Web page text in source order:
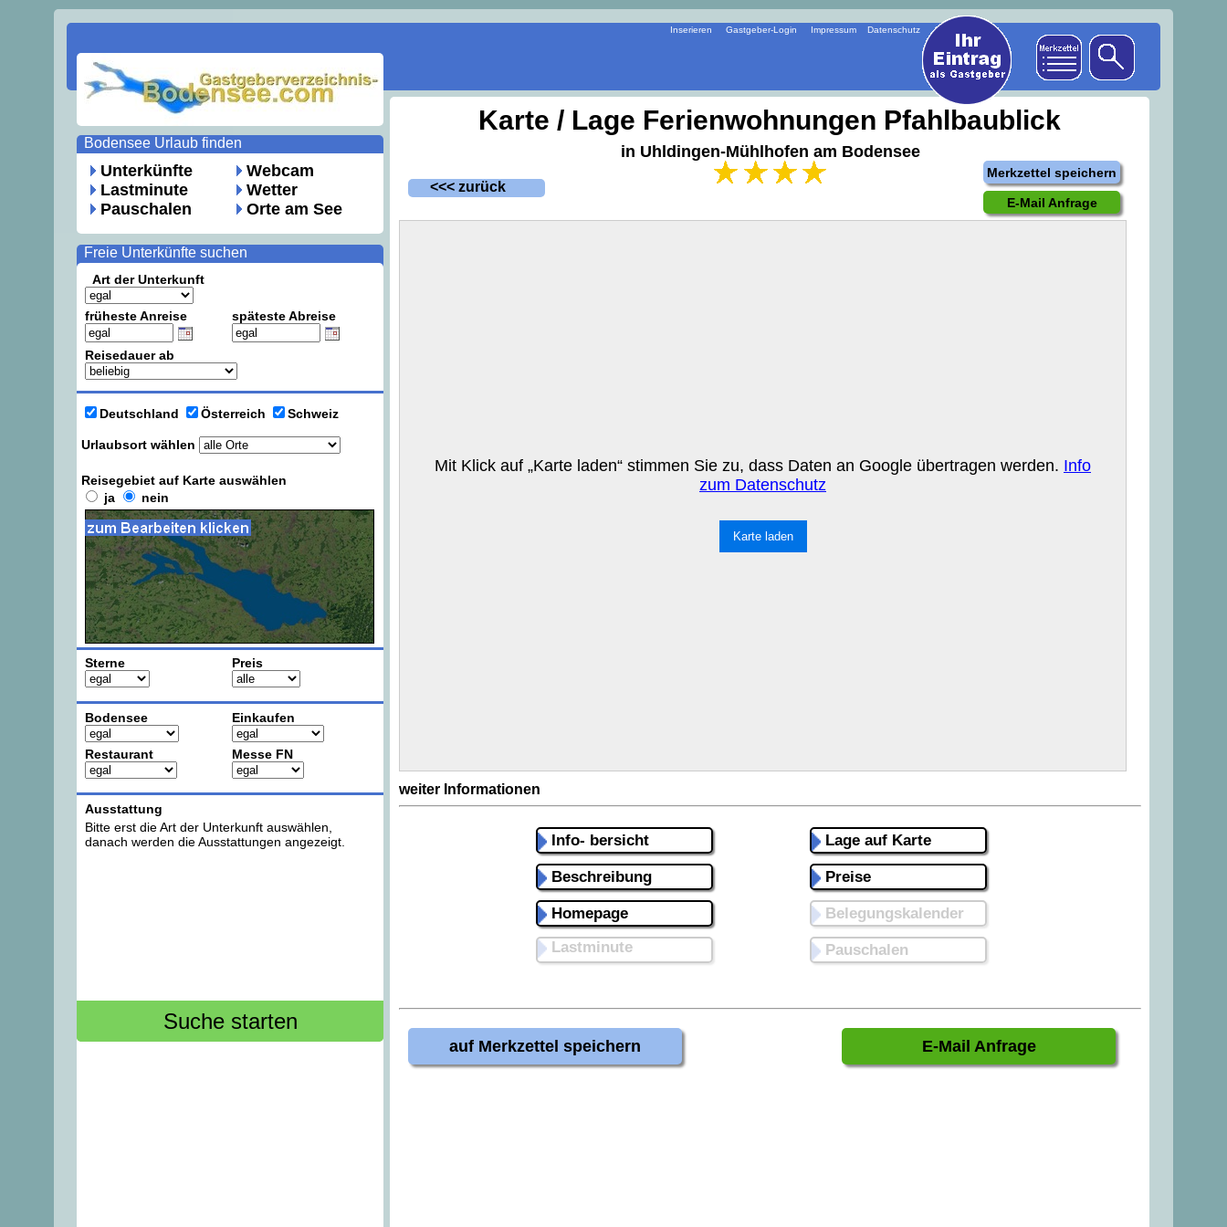
Unterkünfte
Lastminute
Pauschalen
Webcam
Wetter
Orte am See
Bodensee Urlaub finden
Art der Unterkunft
früheste Anreise späteste Abreise
Reisedauer ab
Urlaubsort wählen
Deutschland Österreich Schweiz
Reisegebiet auf Karte auswählen
ja
nein
Sterne Preis
Bodensee Einkaufen
Restaurant Messe FN
Ausstattung
Bitte erst die Art der Unterkunft auswählen,
danach werden die Ausstattungen angezeigt.
Freie Unterkünfte suchen
Karte / Lage Ferienwohnungen Pfahlbaublick
in Uhldingen-Mühlhofen am Bodensee
<<< zurück
Mit Klick auf „Karte laden“ stimmen Sie zu, dass Daten an Google übertragen werden. Info
zum Datenschutz
Karte laden
weiter Informationen
Info- bersicht
Beschreibung
Homepage
Lastminute
Lage auf Karte
Preise
Belegungskalender
Pauschalen
auf Merkzettel speichern E-Mail Anfrage
Merkzettel speichern
E-Mail Anfrage
Inserieren Gastgeber-Login Impressum Datenschutz